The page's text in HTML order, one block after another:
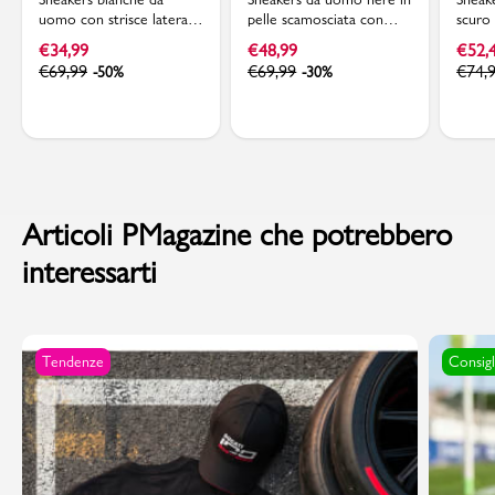
uomo con strisce laterali
nere adidas VL Court 3.0
€34,99
€69,99 -50%
pelle scamosciata con
logo adidas VL Court 3.0
€48,99
€69,99 -30%
€
€
Articoli PMagazine che potrebbero
interessarti
Tendenze